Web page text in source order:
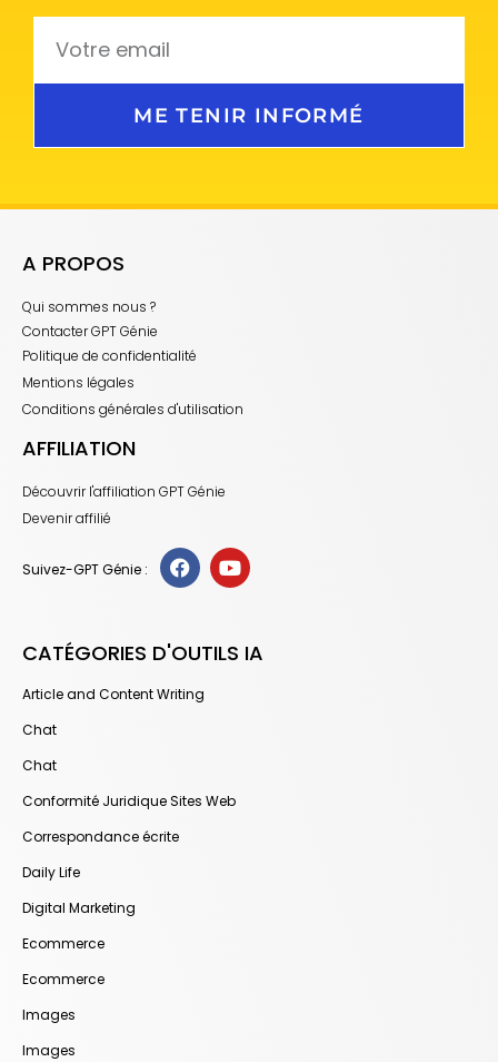
ME TENIR INFORMÉ
A PROPOS
Qui sommes nous ?
Contacter GPT Génie
Politique de confidentialité
Mentions légales
Conditions générales d'utilisation
AFFILIATION
Découvrir l'affiliation GPT Génie
Devenir affilié
Suivez-GPT Génie :
CATÉGORIES D'OUTILS IA
Article and Content Writing
Chat
Chat
Conformité Juridique Sites Web
Correspondance écrite
Daily Life
Digital Marketing
Ecommerce
Ecommerce
Images
Images